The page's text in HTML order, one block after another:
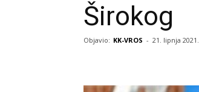
Širokog
Objavio: KK-VROS - 21. lipnja 2021.